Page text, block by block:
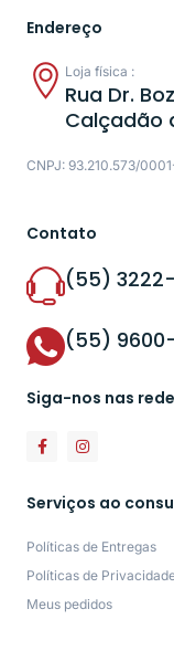
Endereço
Loja física :
Rua Dr.
Calçadão
CNPJ: 93.210.573/
Contato
(55)
(55)
Siga-nos nas
Serviços ao
Políticas de Entregas
Políticas de
Meus pedidos